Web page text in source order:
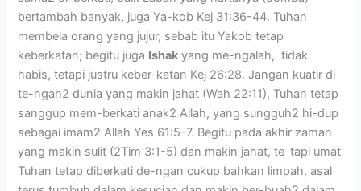
bertambah banyak, juga Ya-kob Kej 31:36-44. Tuhan
membela orang yang jujur, sebab itu Yakob tetap
keberkatan; begitu juga Ishak yang me-ngalah, tidak
habis, tetapi justru keber-katan Kej 26:28. Jangan kuatir di
te-ngah2 dunia yang makin jahat (Wah 22:11), Tuhan tetap
sanggup mem-berkati anak2 Allah, yang sungguh2 hi-dup
sebagai imam2 Allah Yes 61:5-7. Begitu pada akhir zaman
yang makin sulit (2Tim 3:1-5) dan makin jahat, te-tapi umat
Tuhan tetap diberkati de-ngan cukup bahkan limpah, asal